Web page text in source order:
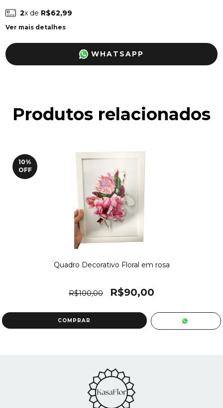
2x de R$62,99
Ver mais detalhes
WHATSAPP
Produtos relacionados
10%
OFF
Quadro Decorativo Floral em rosa
R$100,00 R$90,00